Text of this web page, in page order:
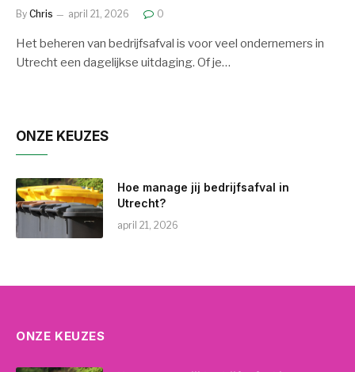
By Chris april 21, 2026 0
Het beheren van bedrijfsafval is voor veel ondernemers in
Utrecht een dagelijkse uitdaging. Of je…
ONZE KEUZES
Hoe manage jij bedrijfsafval in
Utrecht?
april 21, 2026
ONZE KEUZES